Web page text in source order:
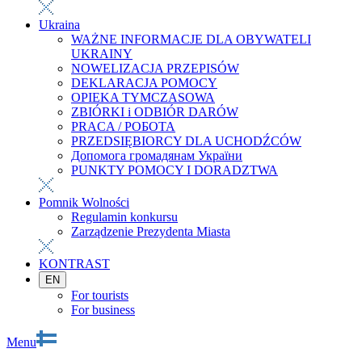
Ukraina
WAŻNE INFORMACJE DLA OBYWATELI
UKRAINY
NOWELIZACJA PRZEPISÓW
DEKLARACJA POMOCY
OPIEKA TYMCZASOWA
ZBIÓRKI i ODBIÓR DARÓW
PRACA / РОБОТА
PRZEDSIĘBIORCY DLA UCHODŹCÓW
Допомога громадянам України
PUNKTY POMOCY I DORADZTWA
Pomnik Wolności
Regulamin konkursu
Zarządzenie Prezydenta Miasta
KONTRAST
EN
For tourists
For business
Menu